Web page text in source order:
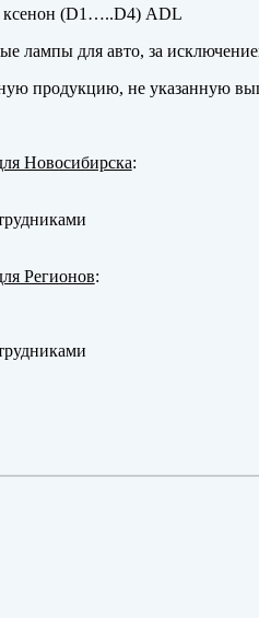
ксенон (D1…..D4) ADL
лампы для авто, за
продукцию, не указанную
Новосибирска:
Регионов: